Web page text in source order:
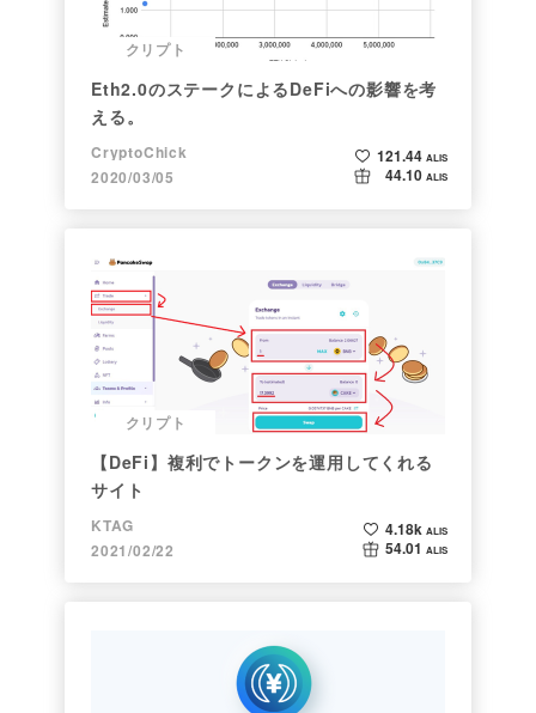
クリプト
Eth2.0のステークによるDeFiへの影響を考
える。
CryptoChick
2020/03/05
121.44 ALIS
44.10 ALIS
クリプト
【DeFi】複利でトークンを運用してくれる
サイト
KTAG
2021/02/22
4.18k ALIS
54.01 ALIS